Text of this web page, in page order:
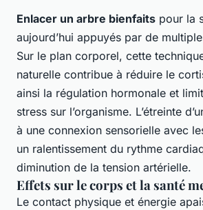
Enlacer un arbre bienfaits pour la
aujourd’hui appuyés par de
Sur le plan corporel, cette
naturelle contribue à réduire le
ainsi la régulation hormonale et
stress sur l’organisme. L’étreinte
à une connexion sensorielle avec
un ralentissement du rythme
diminution de la tension artérielle.
Effets sur le corps et la santé
Le contact physique et énergie